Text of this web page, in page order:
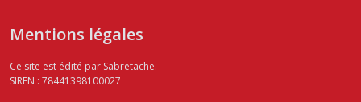
Mentions légales
Ce site est édité par Sabretache.
SIREN : 78441398100027